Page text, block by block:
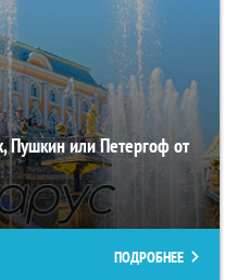
Пушкин или Петергоф от
ПОДРОБНЕЕ